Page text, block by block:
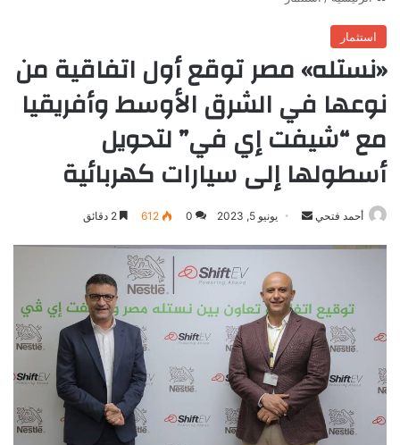
استثمار
«نستله» مصر توقع أول اتفاقية من
نوعها في الشرق الأوسط وأفريقيا
مع “شيفت إي في” لتحويل
أسطولها إلى سيارات كهربائية
أحمد فتحي
أرسل يونيو 5, 2023 0
612